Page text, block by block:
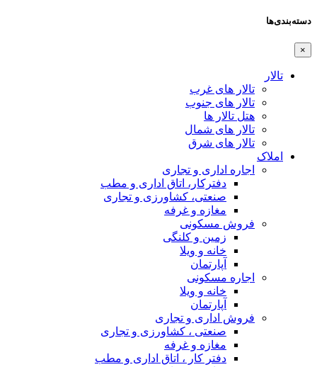
دسته‌بندی‌ها
×
تالار
تالار های غرب
تالار های جنوب
هتل تالار ها
تالار های شمال
تالار های شرق
املاک
اجاره اداری و تجاری
دفترکار، اتاق اداری و مطب
صنعتی، کشاورزی و تجاری
مغازه و غرفه
فروش مسکونی
زمین و کلنگی
خانه و ویلا
آپارتمان
اجاره مسکونی
خانه و ویلا
آپارتمان
فروش اداری و تجاری
صنعتی ، کشاورزی و تجاری
مغازه و غرفه
دفتر کار ، اتاق اداری و مطب